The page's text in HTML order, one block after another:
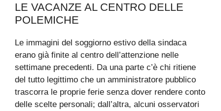
LE VACANZE AL CENTRO DELLE
POLEMICHE
Le immagini del soggiorno estivo della sindaca
erano già finite al centro dell’attenzione nelle
settimane precedenti. Da una parte c’è chi ritiene
del tutto legittimo che un amministratore pubblico
trascorra le proprie ferie senza dover rendere conto
delle scelte personali; dall’altra, alcuni osservatori